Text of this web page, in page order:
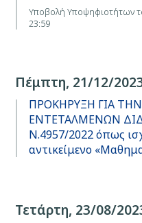
Υποβολή Υποψηφιοτήτων
23:59
Πέμπτη, 21/12/
ΠΡΟΚΗΡΥΞΗ ΓΙΑ
ΕΝΤΕΤΑΛΜΕΝΩΝ
Ν.4957/2022 όπως
αντικείμενο
Τετάρτη, 23/08/